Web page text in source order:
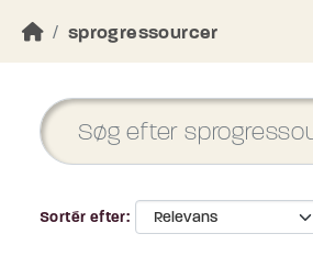
sprogressourcer
Sortér efter